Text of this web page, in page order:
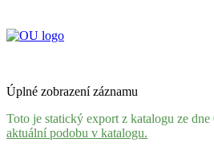
Úplné zobrazení záznamu
Toto je statický export z katalogu ze dne
aktuální podobu v katalogu.